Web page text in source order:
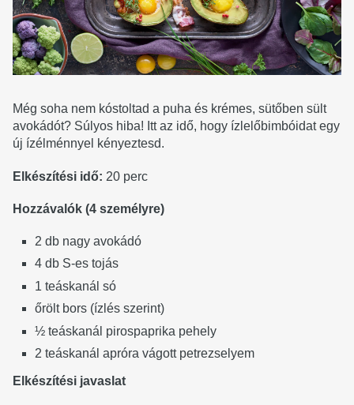
Még soha nem kóstoltad a puha és krémes, sütőben sült
avokádót? Súlyos hiba! Itt az idő, hogy ízlelőbimbóidat egy
új ízélménnyel kényeztesd.
Elkészítési idő: 20 perc
Hozzávalók (4 személyre)
2 db nagy avokádó
4 db S-es tojás
1 teáskanál só
őrölt bors (ízlés szerint)
½ teáskanál pirospaprika pehely
2 teáskanál apróra vágott petrezselyem
Elkészítési javaslat